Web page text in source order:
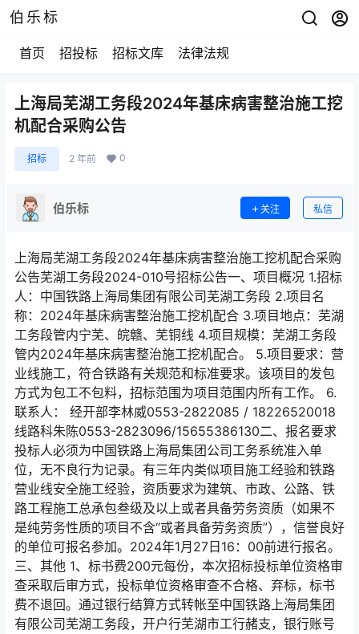
伯乐标
首页 招投标 招标文库 法律法规
上海局芜湖工务段2024年基床病害整治施工挖
机配合采购公告
招标 2 年前 0
伯乐标 关注 私信
上海局芜湖工务段2024年基床病害整治施工挖机配合采购
公告芜湖工务段2024-010号招标公告一、项目概况 1.招标
人：中国铁路上海局集团有限公司芜湖工务段 2.项目名
称：2024年基床病害整治施工挖机配合 3.项目地点：芜湖
工务段管内宁芜、皖赣、芜铜线 4.项目规模：芜湖工务段
管内2024年基床病害整治施工挖机配合。 5.项目要求：营
业线施工，符合铁路有关规范和标准要求。该项目的发包
方式为包工不包料，招标范围为项目范围内所有工作。 6.
联系人： 经开部李林威0553-2822085 / 18226520018
线路科朱陈0553-2823096/15655386130二、报名要求
投标人必须为中国铁路上海局集团公司工务系统准入单
位，无不良行为记录。有三年内类似项目施工经验和铁路
营业线安全施工经验，资质要求为建筑、市政、公路、铁
路工程施工总承包叁级及以上或者具备劳务资质（如果不
是纯劳务性质的项目不含“或者具备劳务资质”），信誉良好
的单位可报名参加。2024年1月27日16：00前进行报名。
三、其他 1、标书费200元每份，本次招标投标单位资格审
查采取后审方式，投标单位资格审查不合格、弃标，标书
费不退回。通过银行结算方式转帐至中国铁路上海局集团
有限公司芜湖工务段，开户行芜湖市工行赭支，银行账号